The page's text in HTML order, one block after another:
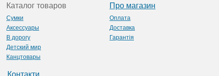
Каталог товаров
Сумки
Аксессуары
В дорогу
Детский мир
Канцтовары
Про магазин
Оплата
Доставка
Гарантія
Контакти